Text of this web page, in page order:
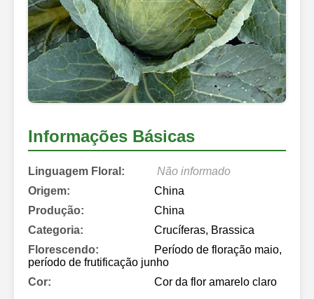
Informações Básicas
Linguagem Floral:
Não informado
Origem:
China
Produção:
China
Categoria:
Crucíferas, Brassica
Florescendo:
Período de floração maio,
período de frutificação junho
Cor:
Cor da flor amarelo claro